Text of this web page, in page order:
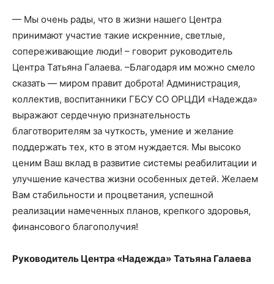
— Мы очень рады, что в жизни нашего Центра
принимают участие такие искренние, светлые,
сопереживающие люди! – говорит руководитель
Центра Татьяна Галаева. –Благодаря им можно смело
сказать — миром правит доброта! Администрация,
коллектив, воспитанники ГБСУ СО ОРЦДИ «Надежда»
выражают сердечную признательность
благотворителям за чуткость, умение и желание
поддержать тех, кто в этом нуждается. Мы высоко
ценим Ваш вклад в развитие системы реабилитации и
улучшение качества жизни особенных детей. Желаем
Вам стабильности и процветания, успешной
реализации намеченных планов, крепкого здоровья,
финансового благополучия!
Руководитель Центра «Надежда» Татьяна Галаева